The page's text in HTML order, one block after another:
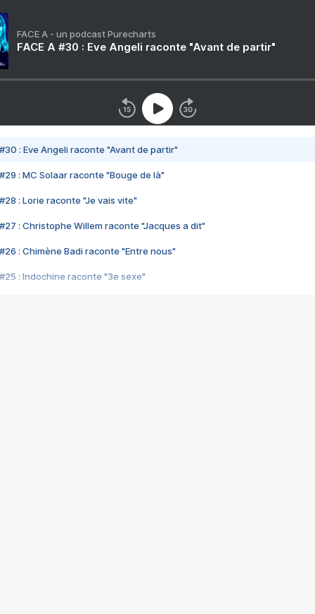
FACE A - un podcast Purecharts
FACE A #30 : Eve Angeli raconte "Avant de partir"
#30 : Eve Angeli raconte "Avant de partir"
#29 : MC Solaar raconte "Bouge de là"
#28 : Lorie raconte "Je vais vite"
#27 : Christophe Willem raconte "Jacques a dit"
#26 : Chimène Badi raconte "Entre nous"
#25 : Indochine raconte "3e sexe"